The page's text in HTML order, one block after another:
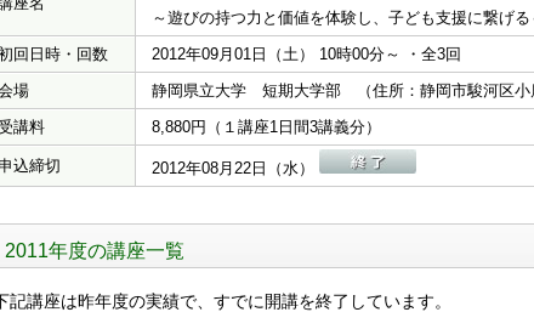
～遊びの持つ力と価値を体験し、子ども支援に繋げる
回日時・回数
2012年09月01日（土） 10時00分～ ・全3回
場
静岡県立大学 短期大学部 （住所：静岡市駿河区小
講料
8,880円（１講座1日間3講義分）
込締切 2012年08月22日（水）
2011年度の講座一覧
記講座は昨年度の実績で、すでに開講を終了しています。